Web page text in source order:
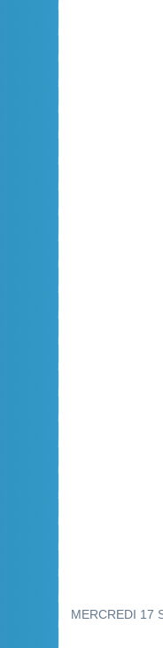
MERCREDI 17